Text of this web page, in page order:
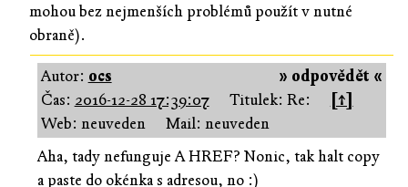
mohou bez nejmenších problémů použít v nutné
obraně).
» odpovědět «
Autor: ocs
Čas: 2016-12-28 17:39:07 Titulek: Re:
[↑]
Web: neuveden
Mail: neuveden
Aha, tady nefunguje A HREF? Nonic, tak halt copy
a paste do okénka s adresou, no :)